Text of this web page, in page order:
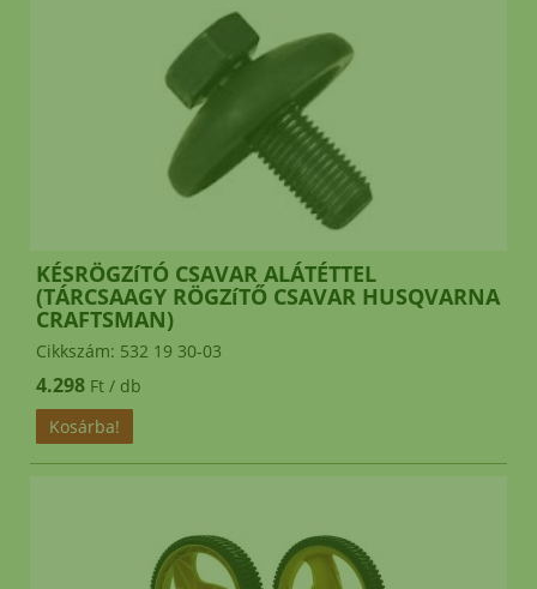
KÉSRÖGZíTÓ CSAVAR ALÁTÉTTEL
(TÁRCSAAGY RÖGZíTŐ CSAVAR HUSQVARNA
CRAFTSMAN)
Cikkszám: 532 19 30-03
4.298 Ft / db